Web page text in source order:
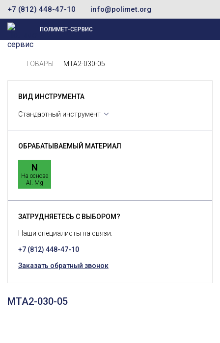
+7 (812) 448-47-10 info@polimet.org
ПОЛИМЕТ-СЕРВИС
ТОВАРЫ MTA2-030-05
MTA2-030-05
ВИД ИНСТРУМЕНТА
Стандартный инструмент
ОБРАБАТЫВАЕМЫЙ МАТЕРИАЛ
N
На основе
Al. Mg
ЗАТРУДНЯЕТЕСЬ С ВЫБОРОМ?
Наши специалисты на связи:
+7 (812) 448-47-10
Заказать обратный звонок